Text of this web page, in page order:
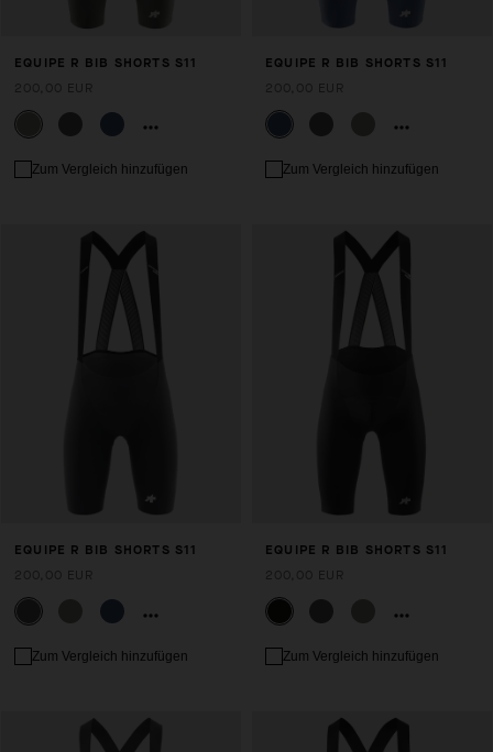
EQUIPE R BIB SHORTS S11
Zum Vergleich hinzufügen
EQUIPE R BIB SHORTS S11
Zum Vergleich hinzufügen
EQUIPE R BIB SHORTS S11
Zum Vergleich hinzufügen
EQUIPE R BIB SHORTS S11
Zum Vergleich hinzufügen